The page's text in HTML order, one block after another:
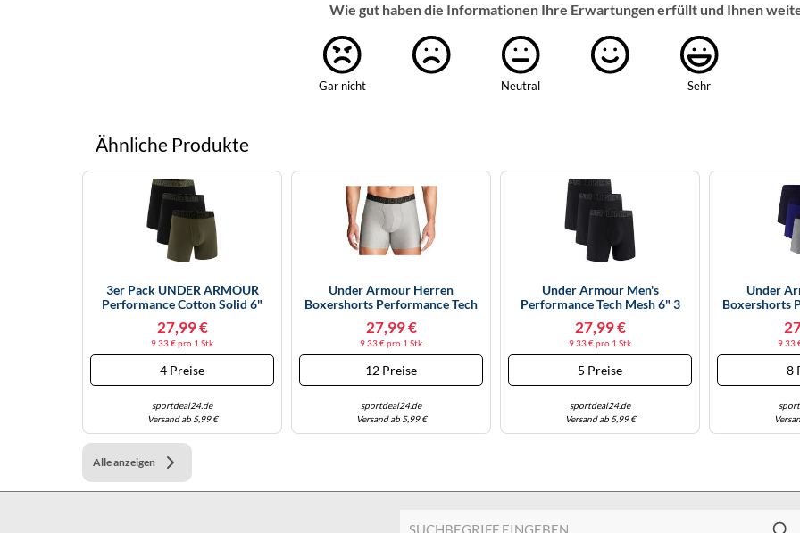
Wie gut haben die Informationen Ihre Erwartungen erfüllt und Ihnen
Gar nicht Neutral Sehr
Ähnliche Produkte
3er Pack UNDER ARMOUR
Performance Cotton Solid 6"
W/marine Od 3XL
27,99 €
9.33 € pro 1 Stk
4 Preise
sportdeal24.de
Versand ab 5,99 €
Under Armour Herren
Boxershorts Performance Tech
Schwarz/Grau 2XL
27,99 €
9.33 € pro 1 Stk
12 Preise
sportdeal24.de
Versand ab 5,99 €
Under Armour Men's
Performance Tech Mesh 6" 3
27,99 €
9.33 € pro 1 Stk
5 Preise
sportdeal24.de
Versand ab 5,99 €
Under
Boxershorts
9.33
8
Alle anzeigen